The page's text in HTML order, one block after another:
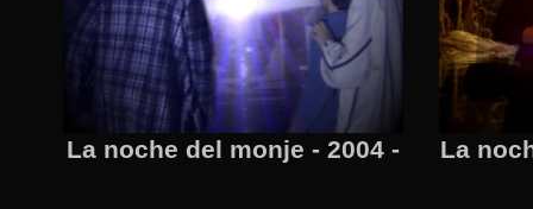
La noche del monje - 2004 - La